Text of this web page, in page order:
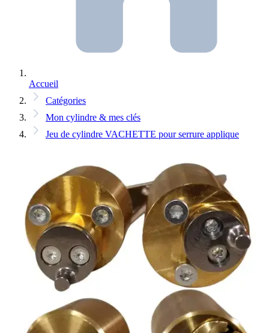
Accueil
Catégories
Mon cylindre & mes clés
Jeu de cylindre VACHETTE pour serrure applique